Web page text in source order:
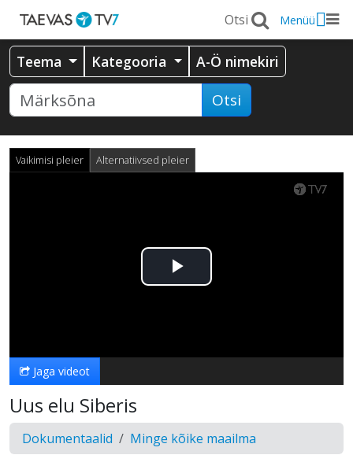
Menüü
Teema Kategooria A-Ö nimekiri
Otsi
Vaikimisi pleier Alternatiivsed pleier
Esita
Jaga videot
Uus elu Siberis
Dokumentaalid Minge kõike maailma